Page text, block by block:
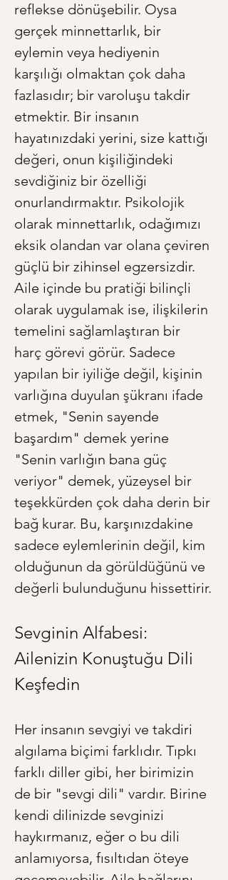
reflekse dönüşebilir. Oysa
gerçek minnettarlık, bir
eylemin veya hediyenin
karşılığı olmaktan çok daha
fazlasıdır; bir varoluşu takdir
etmektir. Bir insanın
hayatınızdaki yerini, size kattığı
değeri, onun kişiliğindeki
sevdiğiniz bir özelliği
onurlandırmaktır. Psikolojik
olarak minnettarlık, odağımızı
eksik olandan var olana çeviren
güçlü bir zihinsel egzersizdir.
Aile içinde bu pratiği bilinçli
olarak uygulamak ise, ilişkilerin
temelini sağlamlaştıran bir
harç görevi görür. Sadece
yapılan bir iyiliğe değil, kişinin
varlığına duyulan şükranı ifade
etmek, "Senin sayende
başardım" demek yerine
"Senin varlığın bana güç
veriyor" demek, yüzeysel bir
teşekkürden çok daha derin bir
bağ kurar. Bu, karşınızdakine
sadece eylemlerinin değil, kim
olduğunun da görüldüğünü ve
değerli bulunduğunu hissettirir.
Sevginin Alfabesi:
Ailenizin Konuştuğu Dili
Keşfedin
Her insanın sevgiyi ve takdiri
algılama biçimi farklıdır. Tıpkı
farklı diller gibi, her birimizin
de bir "sevgi dili" vardır. Birine
kendi dilinizde sevginizi
haykırmanız, eğer o bu dili
anlamıyorsa, fısıltıdan öteye